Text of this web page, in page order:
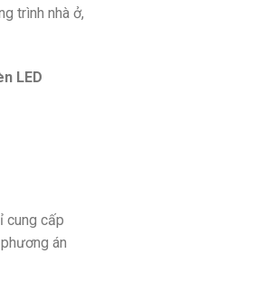
trình nhà ở,
LED
cung cấp
án